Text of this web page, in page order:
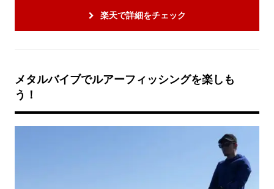
楽天で詳細をチェック
メタルバイブでルアーフィッシングを楽しも
う！